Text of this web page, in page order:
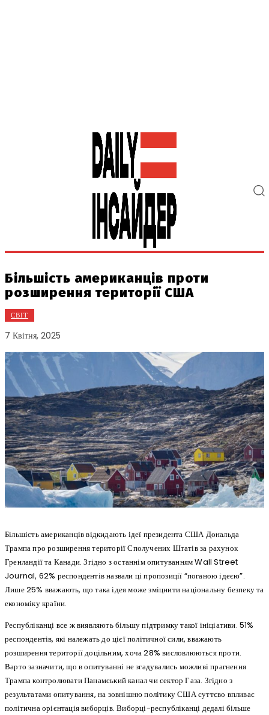
Більшість американців проти
розширення території США
СВІТ
7 Квітня, 2025
Більшість американців відкидають ідеї президента США Дональда
Трампа про розширення території Сполучених Штатів за рахунок
Гренландії та Канади. Згідно з останнім опитуванням Wall Street
Journal, 62% респондентів назвали ці пропозиції “поганою ідеєю”.
Лише 25% вважають, що така ідея може зміцнити національну безпеку та
економіку країни.
Республіканці все ж виявляють більшу підтримку такої ініціативи. 51%
респондентів, які належать до цієї політичної сили, вважають
розширення території доцільним, хоча 28% висловлюються проти.
Варто зазначити, що в опитуванні не згадувались можливі прагнення
Трампа контролювати Панамський канал чи сектор Газа. Згідно з
результатами опитування, на зовнішню політику США суттєво впливає
політична орієнтація виборців. Виборці-республіканці дедалі більше